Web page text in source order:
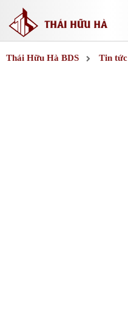
Thái Hữu Hà BDS Tin tức